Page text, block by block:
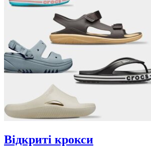
Відкриті крокси